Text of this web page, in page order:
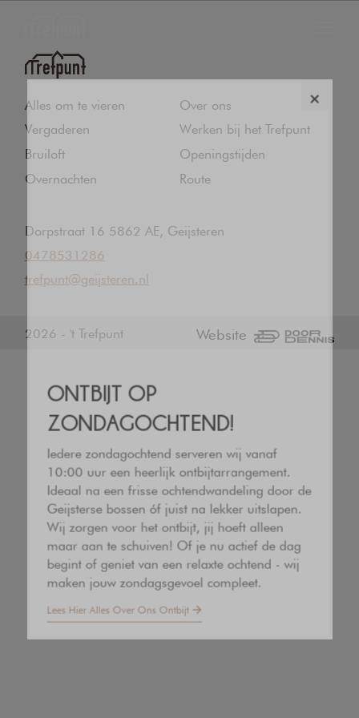
VERGADEREN
ONS CAFÉ
OVERNACHTEN
Contact
Route
Werken bij het Trefpunt
Dorpstraat 16
5862 AE, Geijsteren
0478531286
trefpunt@geijsteren.nl
ONTBIJT OP
ZONDAGOCHTEND!
Iedere zondagochtend serveren wij vanaf
10:00 uur een heerlijk ontbijtarrangement.
Ideaal na een frisse ochtendwandeling door de
Geijsterse bossen óf juist na lekker uitslapen.
Wij zorgen voor het ontbijt, jij hoeft alleen
maar aan te schuiven! Of je nu actief de dag
begint of geniet van een relaxte ochtend - wij
maken jouw zondagsgevoel compleet.
Lees Hier Alles Over Ons Ontbijt
Alles om te vieren
Vergaderen
Bruiloft
Overnachten
Over ons
Werken bij het Trefpunt
Openingstijden
Route
Dorpstraat 16 5862 AE, Geijsteren
0478531286
trefpunt@geijsteren.nl
2026 - 't Trefpunt Website